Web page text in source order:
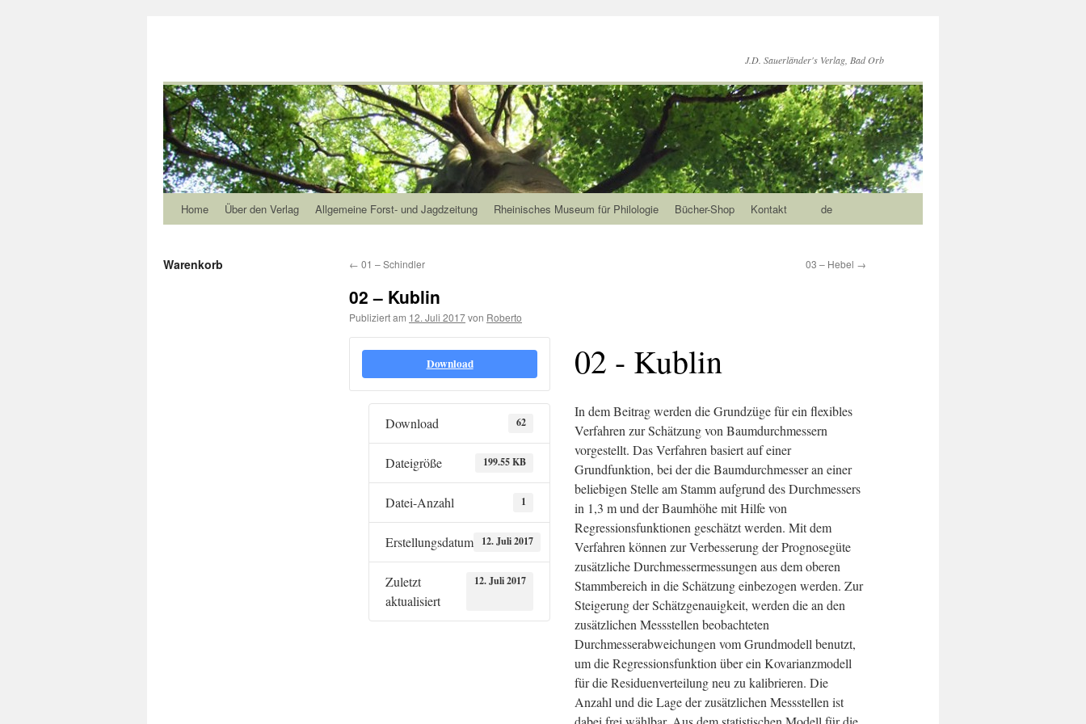
J.D. Sauerländer's Verlag, Bad Orb
Home Über den Verlag Allgemeine Forst- und Jagdzeitung Rheinisches Museum für Philologie Bücher-Shop Kontakt de
← 01 – Schindler 03 – Hebel →
02 – Kublin
Publiziert am 12. Juli 2017von Roberto
Download
Download 62
Dateigröße 199.55 KB
Datei-Anzahl 1
Erstellungsdatum 12. Juli 2017
Zuletzt
aktualisiert
12. Juli 2017
02 - Kublin
In dem Beitrag werden die Grundzüge für ein flexibles
Verfahren zur Schätzung von Baumdurchmessern
vorgestellt. Das Verfahren basiert auf einer
Grundfunktion, bei der die Baumdurchmesser an einer
beliebigen Stelle am Stamm aufgrund des Durchmessers
in 1,3 m und der Baumhöhe mit Hilfe von
Regressionsfunktionen geschätzt werden. Mit dem
Verfahren können zur Verbesserung der Prognosegüte
zusätzliche Durchmessermessungen aus dem oberen
Stammbereich in die Schätzung einbezogen werden. Zur
Steigerung der Schätzgenauigkeit, werden die an den
zusätzlichen Messstellen beobachteten
Durchmesserabweichungen vom Grundmodell benutzt,
um die Regressionsfunktion über ein Kovarianzmodell
für die Residuenverteilung neu zu kalibrieren. Die
Anzahl und die Lage der zusätzlichen Messstellen ist
Warenkorb